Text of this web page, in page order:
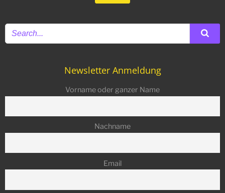
Newsletter Anmeldung
Vorname oder ganzer Name
Nachname
Email